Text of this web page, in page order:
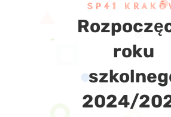
SP41
roku
2024/